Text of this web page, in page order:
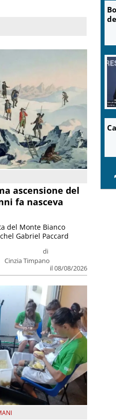
ascensione del
fa nasceva
di
Cinzia Timpano
il 08/08/2026
del Monte Bianco
Gabriel Paccard